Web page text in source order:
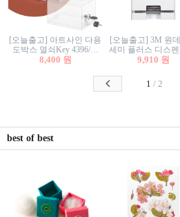
[오늘출고] 아트사인 다용
도박스 열쇠Key 4396/투
표함/건의함/모금함/응모
8,400 원
[오늘출고] 3M 원
세미 플러스 디스
프트수세미5매+강
9,910 원
1 / 2
best of best